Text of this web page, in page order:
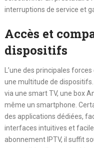
interruptions de service et
Accès et
dispositifs
L’une des principales forces
une multitude de
via une smart TV, une box
même un smartphone.
des applications dédiées,
interfaces intuitives et
abonnement IPTV, il suffit